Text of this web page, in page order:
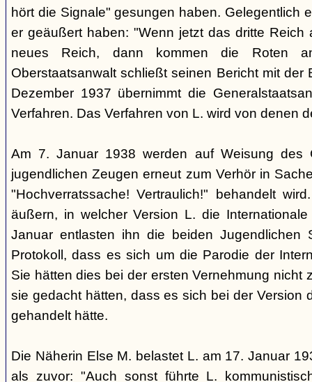
hört die Signale" gesungen haben. Gelegentlich
er geäußert haben: "Wenn jetzt das dritte Reich
neues Reich, dann kommen die Roten
Oberstaatsanwalt schließt seinen Bericht mit der
Dezember 1937 übernimmt die
Verfahren. Das Verfahren von L. wird von denen
Am 7. Januar 1938 werden auf Weisung des
jugendlichen Zeugen erneut zum Verhör in
"Hochverratssache! Vertraulich!" behandelt
äußern, in welcher Version L. die
Januar entlasten ihn die beiden
Protokoll, dass es sich um die Parodie der
Sie hätten dies bei der ersten Vernehmung nicht
sie gedacht hätten, dass es sich bei der Version
gehandelt hätte.
Die Näherin Else M. belastet L. am 17. Januar
als zuvor: "Auch sonst führte L.